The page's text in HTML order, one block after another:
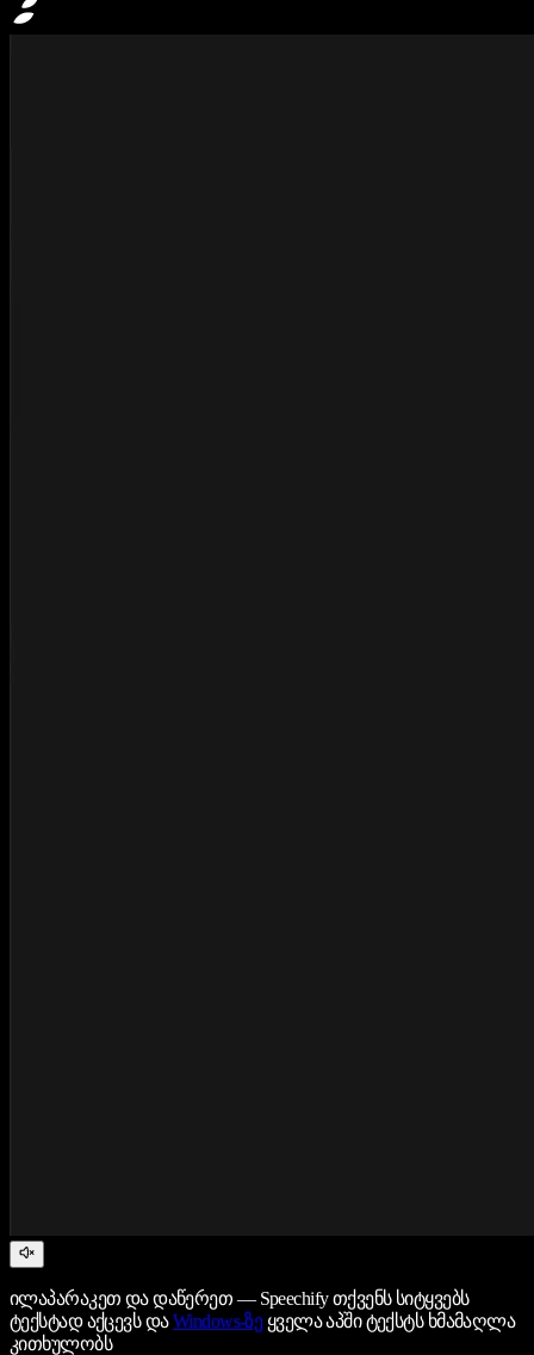
ილაპარაკეთ და დაწერეთ — Speechify თქვენს სიტყვებს
ტექსტად აქცევს დაWindows-ზეყველა აპში ტექსტს ხმამაღლა
კითხულობს